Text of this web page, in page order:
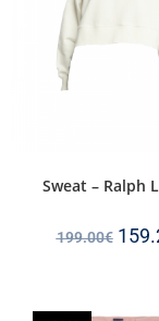
Sweat – Ralph
199.00€